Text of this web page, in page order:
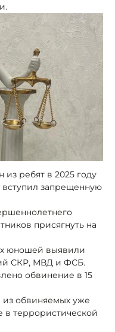
из ребят в 2025 году
запрещенную
присягнуть на
юношей выявили
СКР, МВД и ФСБ.
обвинение в 15
из обвиняемых уже
в террористической